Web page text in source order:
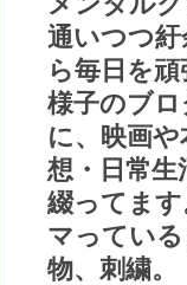
通いつつ
ら毎日を
様子のブ
に、映画
想・日常生
綴ってま
マってい
物、刺繍